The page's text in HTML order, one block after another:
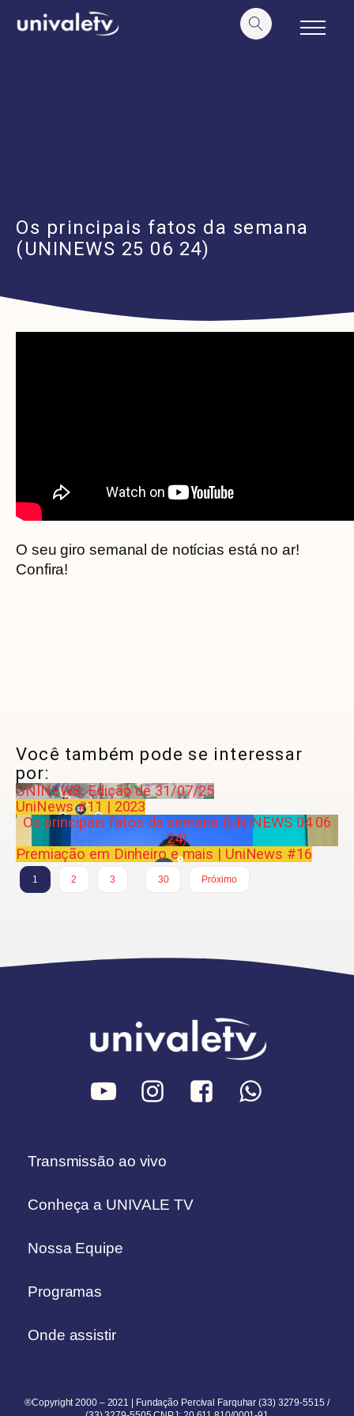
conteúdo
Os principais fatos da semana
(UNINEWS 25 06 24)
O seu giro semanal de notícias está no ar!
Confira!
Você também pode se interessar
por:
UNINEWS: Edição de 31/07/25
UniNews #11 | 2023
Os principais fatos da semana (UNINEWS 04 06
24)
Premiação em Dinheiro e mais | UniNews #16
1 2 3
30
Próximo
Transmissão ao vivo
Conheça a UNIVALE TV
Nossa Equipe
Programas
Onde assistir
®Copyright 2000 – 2021 | Fundação Percival Farquhar (33) 3279-5515 /